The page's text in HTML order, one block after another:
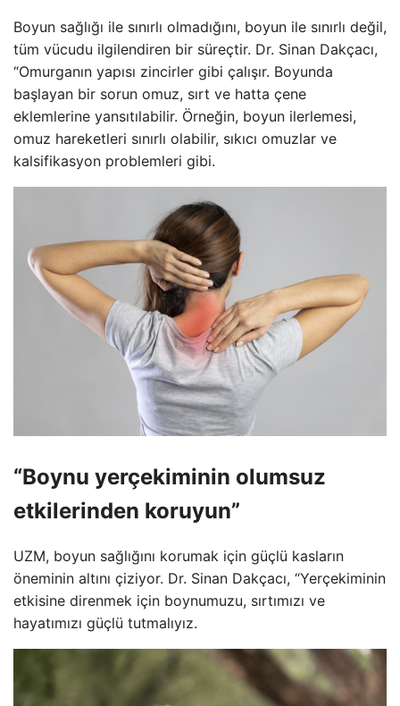
Boyun sağlığı ile sınırlı olmadığını, boyun ile sınırlı değil,
tüm vücudu ilgilendiren bir süreçtir. Dr. Sinan Dakçacı,
“Omurganın yapısı zincirler gibi çalışır. Boyunda
başlayan bir sorun omuz, sırt ve hatta çene
eklemlerine yansıtılabilir. Örneğin, boyun ilerlemesi,
omuz hareketleri sınırlı olabilir, sıkıcı omuzlar ve
kalsifikasyon problemleri gibi.
“Boynu yerçekiminin olumsuz
etkilerinden koruyun”
UZM, boyun sağlığını korumak için güçlü kasların
öneminin altını çiziyor. Dr. Sinan Dakçacı, “Yerçekiminin
etkisine direnmek için boynumuzu, sırtımızı ve
hayatımızı güçlü tutmalıyız.